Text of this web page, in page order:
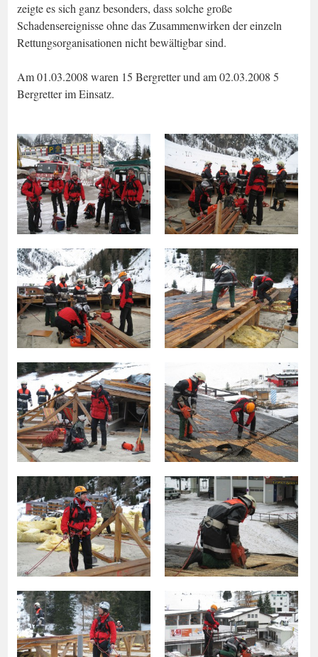
zeigte es sich ganz besonders, dass solche große
Schadensereignisse ohne das Zusammenwirken der einzeln
Rettungsorganisationen nicht bewältigbar sind.
Am 01.03.2008 waren 15 Bergretter und am 02.03.2008 5
Bergretter im Einsatz.